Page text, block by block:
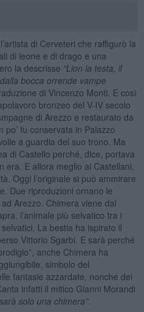
di Cerveteri che raffigurò la
di leone e di drago e una
la descrisse “Lion la testa, il
bocca orrende vampe
di Vincenzo Monti. E così
bronzeo del V-IV secolo
di Arezzo e restaurato da
po’ fu conservata in Palazzo
a guardia del suo trono. Ma
di Castello perché, dice, portava
era. E allora meglio ai Castellani,
Oggi l’originale si può ammirare
Due riproduzioni ornano le
Arezzo. Chimera viene dal
l’animale più selvatico tra i
La bestia ha ispirato il
Vittorio Sgarbi. E sarà perché
anche Chimera ha
simbolo del
fantasie azzardate, nonché dei
infatti il mitico Gianni Morandi
solo una chimera”.